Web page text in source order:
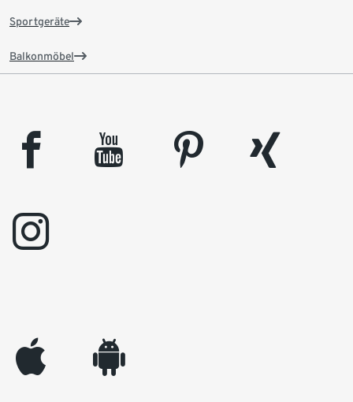
Sportgeräte
Balkonmöbel
facebook youtube pinterest
xing
instagram
appleinc android